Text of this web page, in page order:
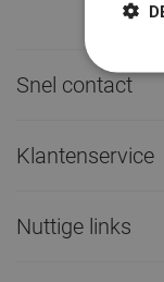
Snel contact
Klantenservice
Nuttige links